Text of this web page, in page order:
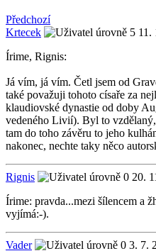
Předchozí
Krtecek
11.
Írime, Rignis:
Já vím, já vím. Četl jsem od
také považuji tohoto císaře za
klaudiovské dynastie od doby
vedeného Livií). Byl to
tam do toho závěru to jeho
nakonec, nechte taky něco
Rignis
20.
Írime: pravda...mezi šílencem a
vyjímá:-).
Vader
3. 7.